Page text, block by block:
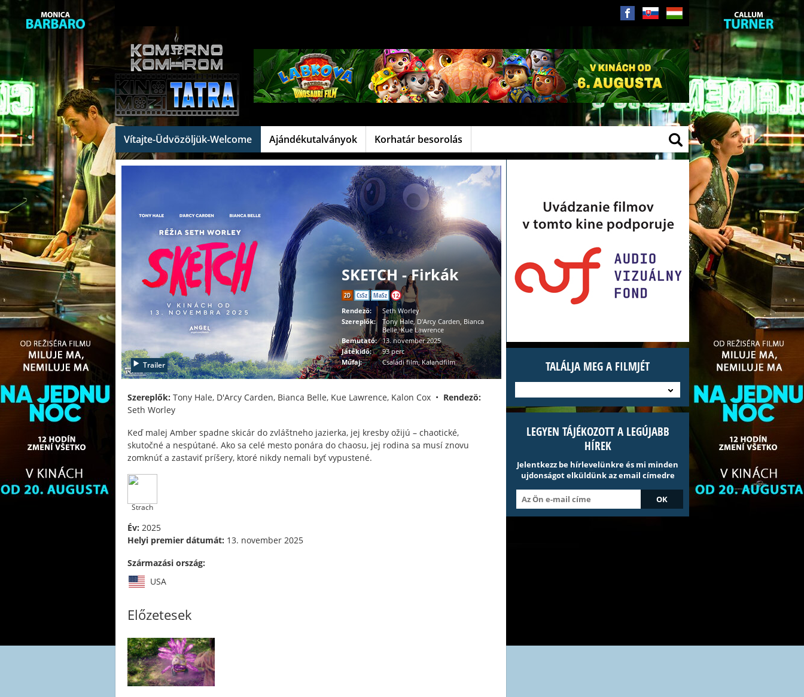
Vítajte-Üdvözöljük-Welcome Ajándékutalványok Korhatár besorolás
Trailer
SKETCH - Firkák
2D CsSz MaSz 12
Rendezö:
Seth Worley
Szereplők:
Tony Hale, D'Arcy Carden, Bianca
Belle, Kue Lawrence
Bemutató: 13. november 2025
Játékidő:
93 perc
Műfaj:
Családi film, Kalandfilm
Szereplők: Tony Hale, D'Arcy Carden, Bianca Belle, Kue Lawrence, Kalon Cox • Rendezö:
Seth Worley
Keď malej Amber spadne skicár do zvláštneho jazierka, jej kresby ožijú – chaotické,
skutočné a nespútané. Ako sa celé mesto ponára do chaosu, jej rodina sa musí znovu
zomknúť a zastaviť príšery, ktoré nikdy nemali byť vypustené.
Strach
Év: 2025
Helyi premier dátumát: 13. november 2025
Származási ország:
USA
Előzetesek
TALÁLJA MEG A FILMJÉT
LEGYEN TÁJÉKOZOTT A LEGÚJABB
HÍREK
Jelentkezz be hírlevelünkre és mi minden
ujdonságot elküldünk az email címedre